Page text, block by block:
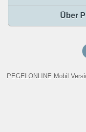
Über
PEGELONLINE Mobil